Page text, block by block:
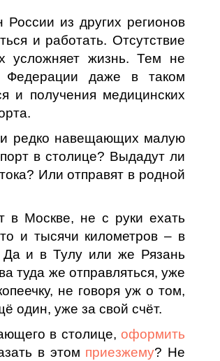
из других регионов
и работать. Отсутствие
усложняет жизнь. Тем не
Федерации даже в таком
и получения медицинских
и редко навещающих малую
в столице? Выдадут ли
Или отправят в родной
в Москве, не с руки ехать
и тысячи километров – в
Да и в Тулу или же Рязань
туда же отправляться, уже
не говоря уж о том,
один, уже за свой счёт.
в столице, оформить
в этом приезжему? Не